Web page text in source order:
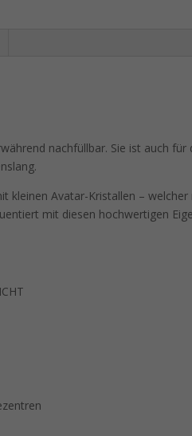
nachfüllbar. Sie ist auch
kleinen Avatar-Kristallen –
mit diesen hochwertigen